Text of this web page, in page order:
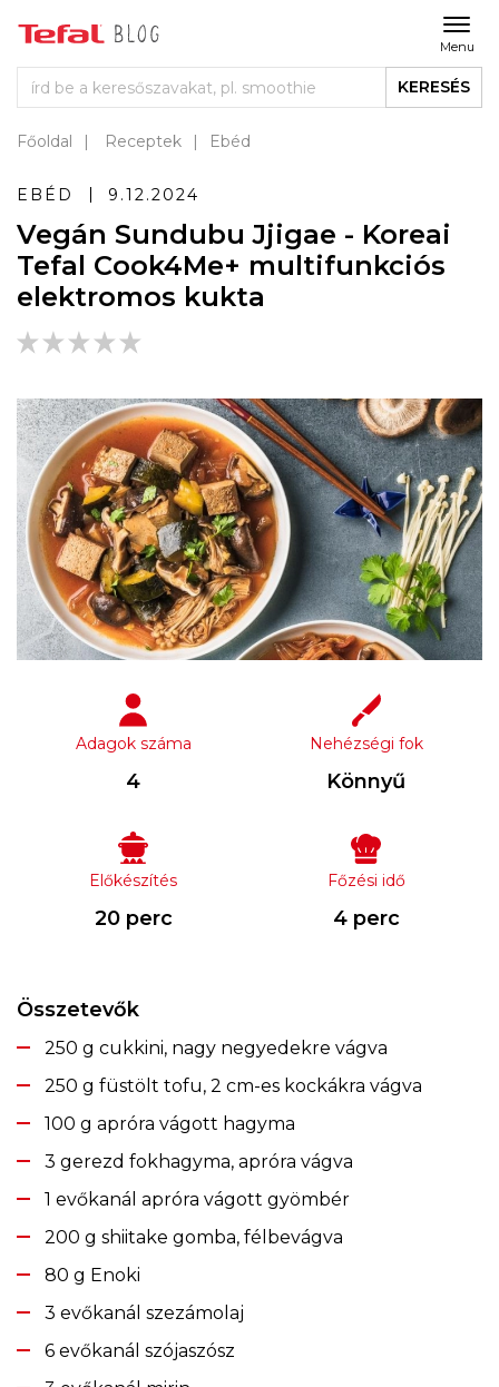
Menu
KERESÉS
Főoldal Receptek Ebéd
EBÉD 9.12.2024
Vegán Sundubu Jjigae - Koreai
Tefal Cook4Me+ multifunkciós
elektromos kukta
Adagok száma
4
Nehézségi fok
Könnyű
Előkészítés
20 perc
Főzési idő
4 perc
Összetevők
250 g cukkini, nagy negyedekre vágva
250 g füstölt tofu, 2 cm-es kockákra vágva
100 g apróra vágott hagyma
3 gerezd fokhagyma, apróra vágva
1 evőkanál apróra vágott gyömbér
200 g shiitake gomba, félbevágva
80 g Enoki
3 evőkanál szezámolaj
6 evőkanál szójaszósz